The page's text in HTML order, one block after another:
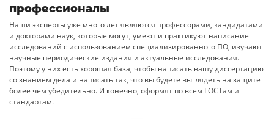
профессионалы
Наши эксперты уже много лет являются профессорами, кандидатами
и докторами наук, которые могут, умеют и практикуют написание
исследований с использованием специализированного ПО, изучают
научные периодические издания и актуальные исследования.
Поэтому у них есть хорошая база, чтобы написать вашу диссертацию
со знанием дела и написать так, что вы будете выглядеть на защите
более чем убедительно. И конечно, оформят по всем ГОСТам и
стандартам.